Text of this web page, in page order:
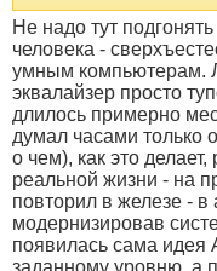
Не надо тут
человека -
умным компьютерам.
эквалайзер просто
длилось примерно
думал часами только
о чем), как это
реальной жизни - на
повторил в железе - в
модернизировав
появилась сама идея
заданному уровню, а